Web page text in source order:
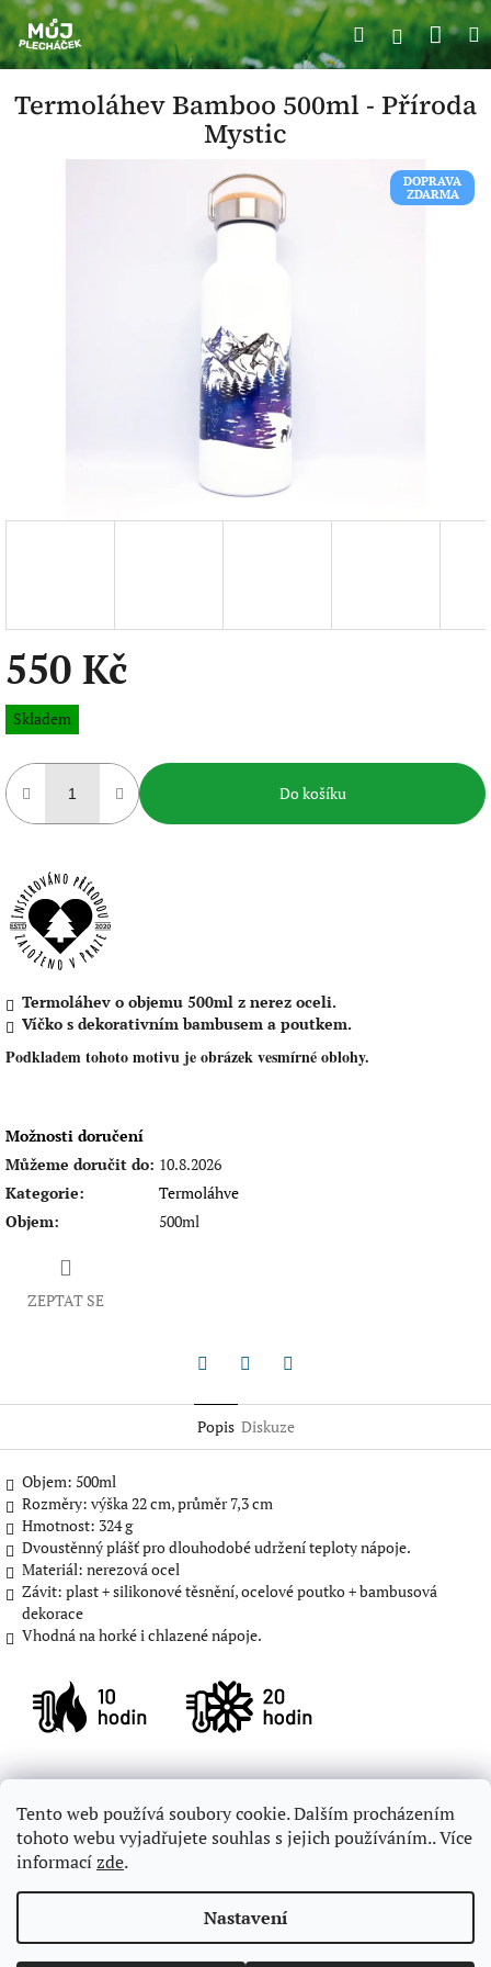
Tento web používá soubory cookie. Dalším procházením
tohoto webu vyjadřujete souhlas s jejich používáním.. Více
informacízde.
Nastavení
Přejít
na
obsah
HledatPřihlášení
Termoláhev Bamboo 500ml - Příroda
Mystic
DOPRAVA
ZDARMA
550 Kč
Měrná
cena:
Skladem
Do košíku
Termoláhev o objemu 500ml z nerez oceli.
Víčko s dekorativním bambusem a poutkem.
Podkladem tohoto motivu je obrázek vesmírné oblohy.
Možnosti doručení
Můžeme doručit do: 10.8.2026
Kategorie:
Termoláhve
Objem: 500ml
ZEPTAT SE
Popis Diskuze
Objem: 500ml
Rozměry: výška 22 cm, průměr 7,3 cm
Hmotnost: 324 g
Dvoustěnný plášť pro dlouhodobé udržení teploty nápoje.
Materiál: nerezová ocel
Závit: plast + silikonové těsnění, ocelové poutko + bambusová
dekorace
Vhodná na horké i chlazené nápoje.
Informace pro zákazníky
Obchodní podmínky
Podmínky ochrany osobních údajů
Galerie Kontakt